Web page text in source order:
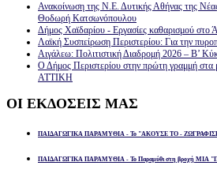
Ανακοίνωση της Ν.Ε. Δυτικής Αθήνας της
Θοδωρή Κατσωνόπουλου
Δήμος Χαϊδαρίου - Εργασίες καθαρισμού στο
Λαϊκή Συσπείρωση Περιστερίου: Για την
Αιγάλεω: Πολιτιστική Διαδρομή 2026 – Β’
Ο Δήμος Περιστερίου στην πρώτη γραμμή
ΑΤΤΙΚΗ
ΟΙ ΕΚΔΟΣΕΙΣ ΜΑΣ
ΠΑΙΔΑΓΩΓΙΚΑ ΠΑΡΑΜΥΘΙΑ - Το "ΑΚΟΥΣΕ ΤΟ -
ΠΑΙΔΑΓΩΓΙΚΑ ΠΑΡΑΜΥΘΙΑ - Το Παραμύθι στη βροχή